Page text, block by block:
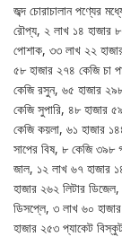
জব্দ চোরাচালান পণ্যের
রৌপ্য, ২ লাখ ১৪ হাজার
পোশাক, ৩৩ লাখ ২২
৫৮ হাজার ২৭৪ কেজি চা
কেজি রসুন, ৬৫ হাজার
কেজি সুপারি, ৪৮ হাজার
কেজি কয়লা, ৬১ হাজার
সাপের বিষ, ৮ কেজি ৩৯৮
জাল, ১২ লাখ ৬৭ হাজার
হাজার ২৬২ লিটার
ডিসপ্লে, ৩ লাখ ৬০
হাজার ২৫৩ প্যাকেট